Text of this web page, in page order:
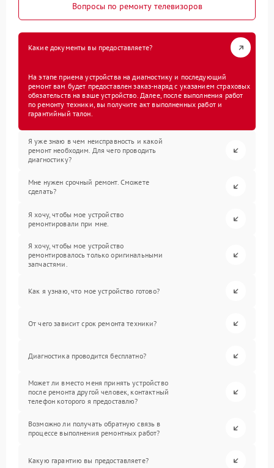
Вопросы по ремонту телевизоров
Какие документы вы предоставляете?
На этапе приема устройства на диагностику и последующий
ремонт вам будет предоставлен заказ-наряд с указанием страховых
обязательств на ваше устройство. Далее, после выполнения работ
по ремонту техники, вы получите акт выполненных работ и
гарантийный талон.
Я уже знаю в чем неисправность и какой
ремонт необходим. Для чего проводить
диагностику?
Мне нужен срочный ремонт. Сможете
сделать?
Я хочу, чтобы мое устройство
ремонтировали при мне.
Я хочу, чтобы мое устройство
ремонтировалось только оригинальными
запчастями.
Как я узнаю, что мое устройство готово?
От чего зависит срок ремонта техники?
Диагностика проводится бесплатно?
Может ли вместо меня принять устройство
после ремонта другой человек, контактный
телефон которого я предоставлю?
Возможно ли получать обратную связь в
процессе выполнения ремонтных работ?
Какую гарантию вы предоставляете?